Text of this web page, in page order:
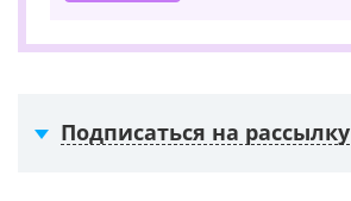
Подписаться на рассылку